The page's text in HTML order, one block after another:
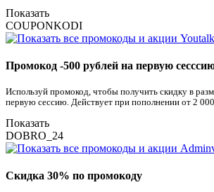
Показать
COUPONKODI
Промокод -500 рублей на первую
Используй промокод, чтобы получить скидку в
первую сессию. Действует при пополнении от 2
Показать
DOBRO_24
Скидка 30% по промокоду